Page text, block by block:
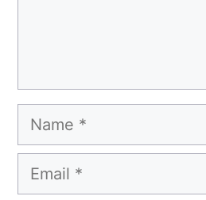
Name
Email